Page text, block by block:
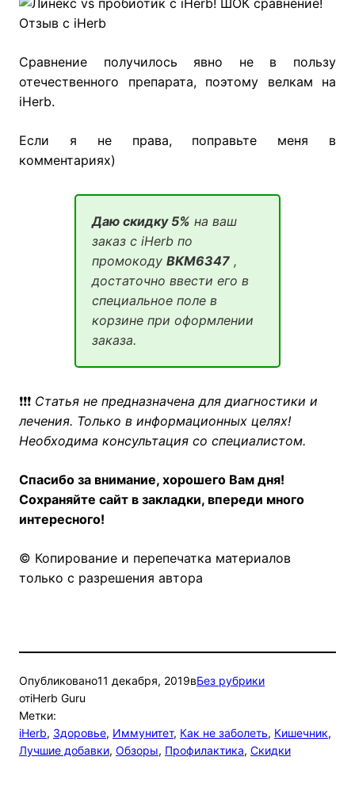
Отзыв с iHerb
Сравнение получилось явно не в пользу
отечественного препарата, поэтому велкам на
iHerb.
Если я не права, поправьте меня в
комментариях)
Даю скидку 5% на ваш
заказ с iHerb по
промокоду BKM6347 ,
достаточно ввести его в
специальное поле в
корзине при оформлении
заказа.
❗❗❗ Статья не предназначена для диагностики и
лечения. Только в информационных целях!
Необходима консультация со специалистом.
Спасибо за внимание, хорошего Вам дня!
Сохраняйте сайт в закладки, впереди много
интересного!
© Копирование и перепечатка материалов
только с разрешения автора
Опубликовано11 декабря, 2019вБез рубрики
отiHerb Guru
Метки:
iHerb, Здоровье, Иммунитет, Как не заболеть, Кишечник
Лучшие добавки, Обзоры, Профилактика, Скидки